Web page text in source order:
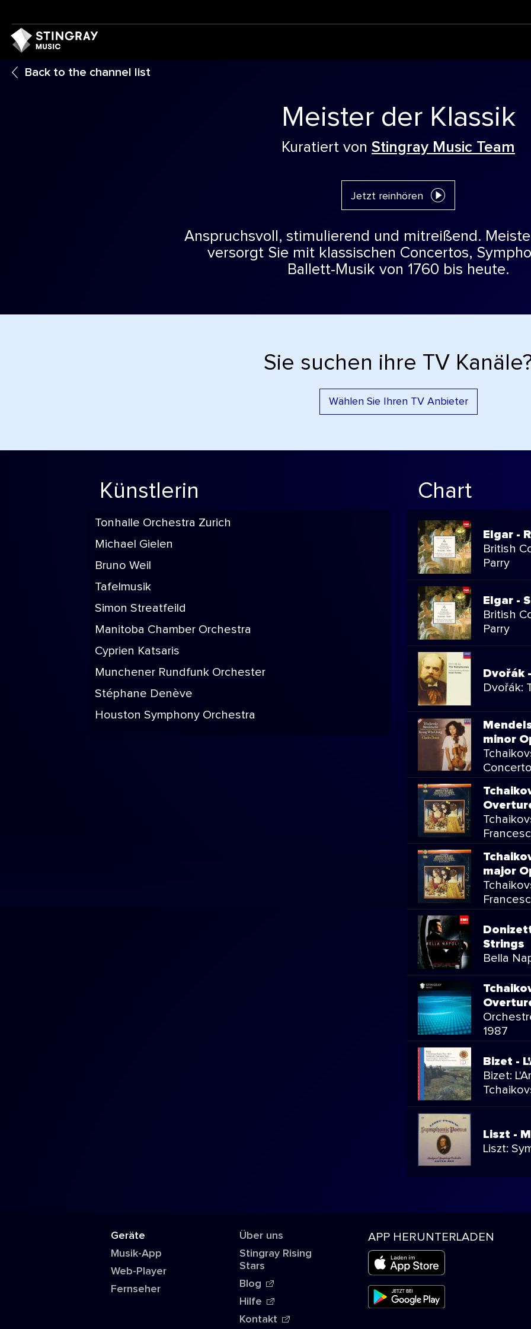
Back to the channel list
Meister der Klassik
Kuratiert von Stingray Music Team
Jetzt reinhören
Anspruchsvoll, stimulierend und mitreißend.
versorgt Sie mit klassischen Concertos,
Ballett-Musik von 1760 bis heute.
Sie suchen ihre TV
Wählen Sie Ihren TV Anbieter
Künstlerin
Tonhalle Orchestra Zurich
Michael Gielen
Bruno Weil
Tafelmusik
Simon Streatfeild
Manitoba Chamber Orchestra
Cyprien Katsaris
Munchener Rundfunk Orchester
Stéphane Denève
Houston Symphony Orchestra
Chart
Elgar -
British
Parry
Elgar -
British
Parry
Dvořák
Dvořák:
minor
major
Strings
Bella
1987
Bizet -
Bizet:
Liszt -
Liszt:
Geräte
Musik-App
Web-Player
Fernseher
Über uns
Stingray Rising
Stars
Blog
Hilfe
Kontakt
APP HERUNTERLADEN